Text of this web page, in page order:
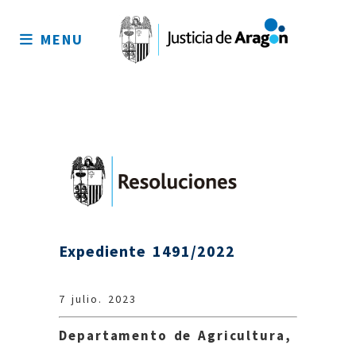
sitio
MENU
Expediente 1491/2022
7 julio. 2023
Departamento de Agricultura,